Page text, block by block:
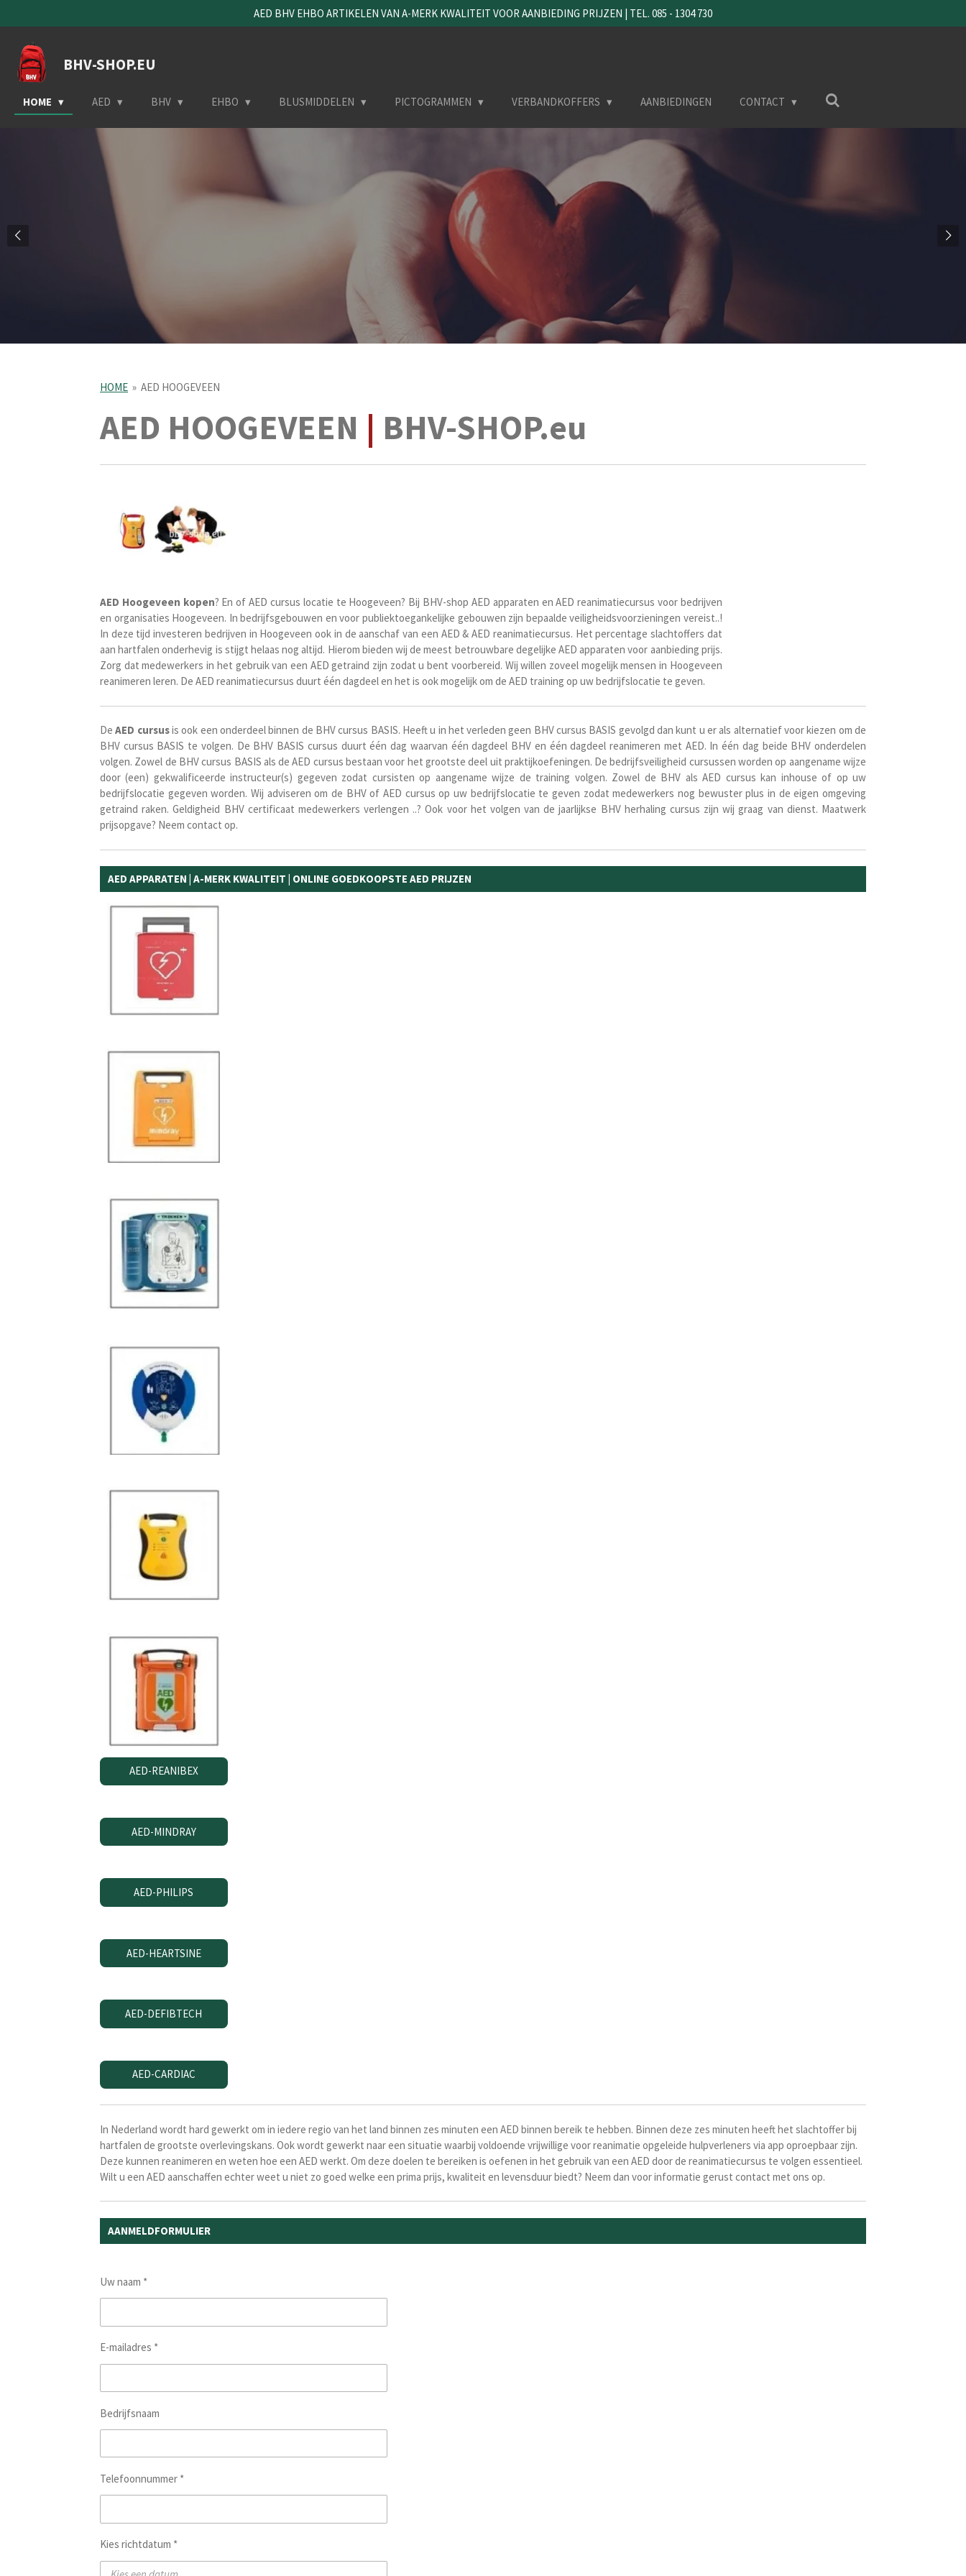
direct
naar
hoofdinhoud
AED BHV EHBO ARTIKELEN VAN A-MERK KWALITEIT VOOR AANBIEDING PRIJZEN | TEL. 085 - 1304 730
BHV-SHOP.EU
HOME AED BHV EHBO BLUSMIDDELEN PICTOGRAMMEN VERBANDKOFFERS AANBIEDINGEN CONTACT
HOME » AED HOOGEVEEN
AED HOOGEVEEN | BHV-SHOP.eu
AED Hoogeveen kopen? En of AED cursus locatie te Hoogeveen? Bij BHV-shop AED apparaten en AED reanimatiecursus voor bedrijven
en organisaties Hoogeveen. In bedrijfsgebouwen en voor publiektoegankelijke gebouwen zijn bepaalde veiligheidsvoorzieningen vereist..!
In deze tijd investeren bedrijven in Hoogeveen ook in de aanschaf van een AED & AED reanimatiecursus. Het percentage slachtoffers dat
aan hartfalen onderhevig is stijgt helaas nog altijd. Hierom bieden wij de meest betrouwbare degelijke AED apparaten voor aanbieding prijs.
Zorg dat medewerkers in het gebruik van een AED getraind zijn zodat u bent voorbereid. Wij willen zoveel mogelijk mensen in Hoogeveen
reanimeren leren. De AED reanimatiecursus duurt één dagdeel en het is ook mogelijk om de AED training op uw bedrijfslocatie te geven.
DeAED cursusis ook een onderdeel binnen de BHV cursus BASIS. Heeft u in het verleden geen BHV cursus BASIS gevolgd dan kunt u er als alternatief voor kiezen om de
BHV cursus BASIS te volgen. De BHV BASIS cursus duurt één dag waarvan één dagdeel BHV en één dagdeel reanimeren met AED. In één dag beide BHV onderdelen
volgen. Zowel de BHV cursus BASIS als de AED cursus bestaan voor het grootste deel uit praktijkoefeningen. De bedrijfsveiligheid cursussen worden op aangename wijze
door (een) gekwalificeerde instructeur(s) gegeven zodat cursisten op aangename wijze de training volgen. Zowel de BHV als AED cursus kan inhouse of op uw
bedrijfslocatie gegeven worden. Wij adviseren om de BHV of AED cursus op uw bedrijfslocatie te geven zodat medewerkers nog bewuster plus in de eigen omgeving
getraind raken. Geldigheid BHV certificaat medewerkers verlengen ..? Ook voor het volgen van de jaarlijkse BHV herhaling cursus zijn wij graag van dienst. Maatwerk
prijsopgave? Neem contact op.
AED APPARATEN | A-MERK KWALITEIT | ONLINE GOEDKOOPSTE AED PRIJZEN
AED-REANIBEX
AED-MINDRAY
AED-PHILIPS
AED-HEARTSINE
AED-DEFIBTECH
AED-CARDIAC
In Nederland wordt hard gewerkt om in iedere regio van het land binnen zes minuten een AED binnen bereik te hebben. Binnen deze zes minuten heeft het slachtoffer bij
hartfalen de grootste overlevingskans. Ook wordt gewerkt naar een situatie waarbij voldoende vrijwillige voor reanimatie opgeleide hulpverleners via app oproepbaar zijn.
Deze kunnen reanimeren en weten hoe een AED werkt. Om deze doelen te bereiken is oefenen in het gebruik van een AED door de reanimatiecursus te volgen essentieel.
Wilt u een AED aanschaffen echter weet u niet zo goed welke een prima prijs, kwaliteit en levensduur biedt? Neem dan voor informatie gerust contact met ons op.
AANMELDFORMULIER
Uw naam *
E-mailadres *
Bedrijfsnaam
Telefoonnummer *
Kies richtdatum *